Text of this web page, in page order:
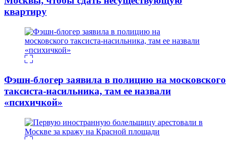
квартиру
Фэшн-блогер заявила в полицию на московского
таксиста-насильника, там ее назвали
«психичкой»